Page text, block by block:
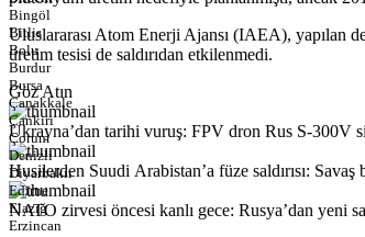
Bingöl
Bitlis
Bolu
Burdur
Bursa
Çanakkale
Çankırı
Çorum
Denizli
Diyarbakır
Edirne
Elazığ
Erzincan
Uluslararası Atom Enerji Ajansı (IAEA), yapılan
üretim tesisi de saldırıdan etkilenmedi.
Göz Atın
Ukrayna’dan tarihi vuruş: FPV dron Rus S-300V
Husilerden Suudi Arabistan’a füze saldırısı: Savaş
NATO zirvesi öncesi kanlı gece: Rusya’dan yeni